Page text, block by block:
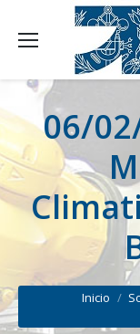
06/
You are here:
Inicio